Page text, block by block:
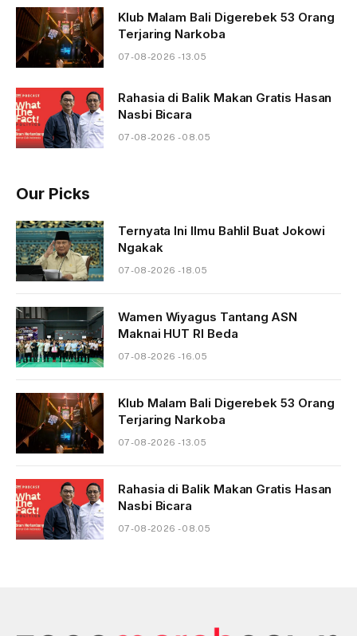
Klub Malam Bali Digerebek 53 Orang
Terjaring Narkoba
07-08-2026 - 13.05
Rahasia di Balik Makan Gratis Hasan
Nasbi Bicara
07-08-2026 - 08.05
Our Picks
Ternyata Ini Ilmu Bahlil Buat Jokowi
Ngakak
07-08-2026 - 18.05
Wamen Wiyagus Tantang ASN
Maknai HUT RI Beda
07-08-2026 - 16.05
Klub Malam Bali Digerebek 53 Orang
Terjaring Narkoba
07-08-2026 - 13.05
Rahasia di Balik Makan Gratis Hasan
Nasbi Bicara
07-08-2026 - 08.05